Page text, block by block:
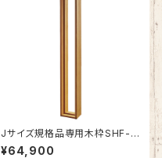
Jサイズ規格品専用木枠SHF-Z
J1
¥64,900